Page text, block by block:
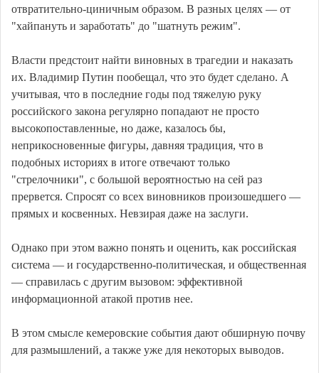
отвратительно-циничным образом. В разных целях — от
"хайпануть и заработать" до "шатнуть режим".
Власти предстоит найти виновных в трагедии и наказать
их. Владимир Путин пообещал, что это будет сделано. А
учитывая, что в последние годы под тяжелую руку
российского закона регулярно попадают не просто
высокопоставленные, но даже, казалось бы,
неприкосновенные фигуры, давняя традиция, что в
подобных историях в итоге отвечают только
"стрелочники", с большой вероятностью на сей раз
прервется. Спросят со всех виновников произошедшего —
прямых и косвенных. Невзирая даже на заслуги.
Однако при этом важно понять и оценить, как российская
система — и государственно-политическая, и общественная
— справилась с другим вызовом: эффективной
информационной атакой против нее.
В этом смысле кемеровские события дают обширную почву
для размышлений, а также уже для некоторых выводов.